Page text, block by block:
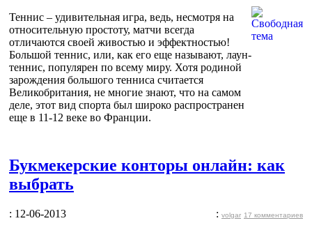
Теннис – удивительная игра, ведь, несмотря на
относительную простоту, матчи всегда
отличаются своей живостью и эффектностью!
Большой теннис, или, как его еще называют, лаун-
теннис, популярен по всему миру. Хотя родиной
зарождения большого тенниса считается
Великобритания, не многие знают, что на самом
деле, этот вид спорта был широко распространен
еще в 11-12 веке во Франции.
Букмекерские конторы онлайн: как
выбрать
: 12-06-2013 : volgar 17 комментариев